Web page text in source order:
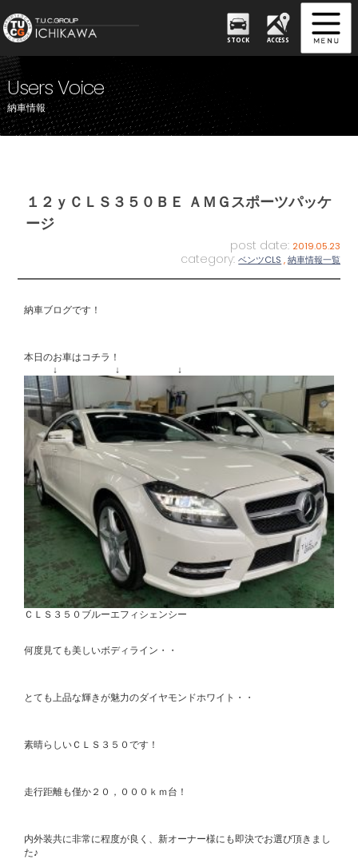
STOCK ACCESS
Users Voice
納車情報
１２ｙＣＬＳ３５０ＢＥ ＡＭＧスポーツパッケ
ージ
post date: 2019.05.23
category:ベンツCLS ,納車情報一覧
納車ブログです！
本日のお車はコチラ！
↓ ↓ ↓
ＣＬＳ３５０ブルーエフィシェンシー
何度見ても美しいボディライン・・
とても上品な輝きが魅力のダイヤモンドホワイト・・
素晴らしいＣＬＳ３５０です！
走行距離も僅か２０，０００ｋｍ台！
内外装共に非常に程度が良く、新オーナー様にも即決でお選び頂きまし
た♪